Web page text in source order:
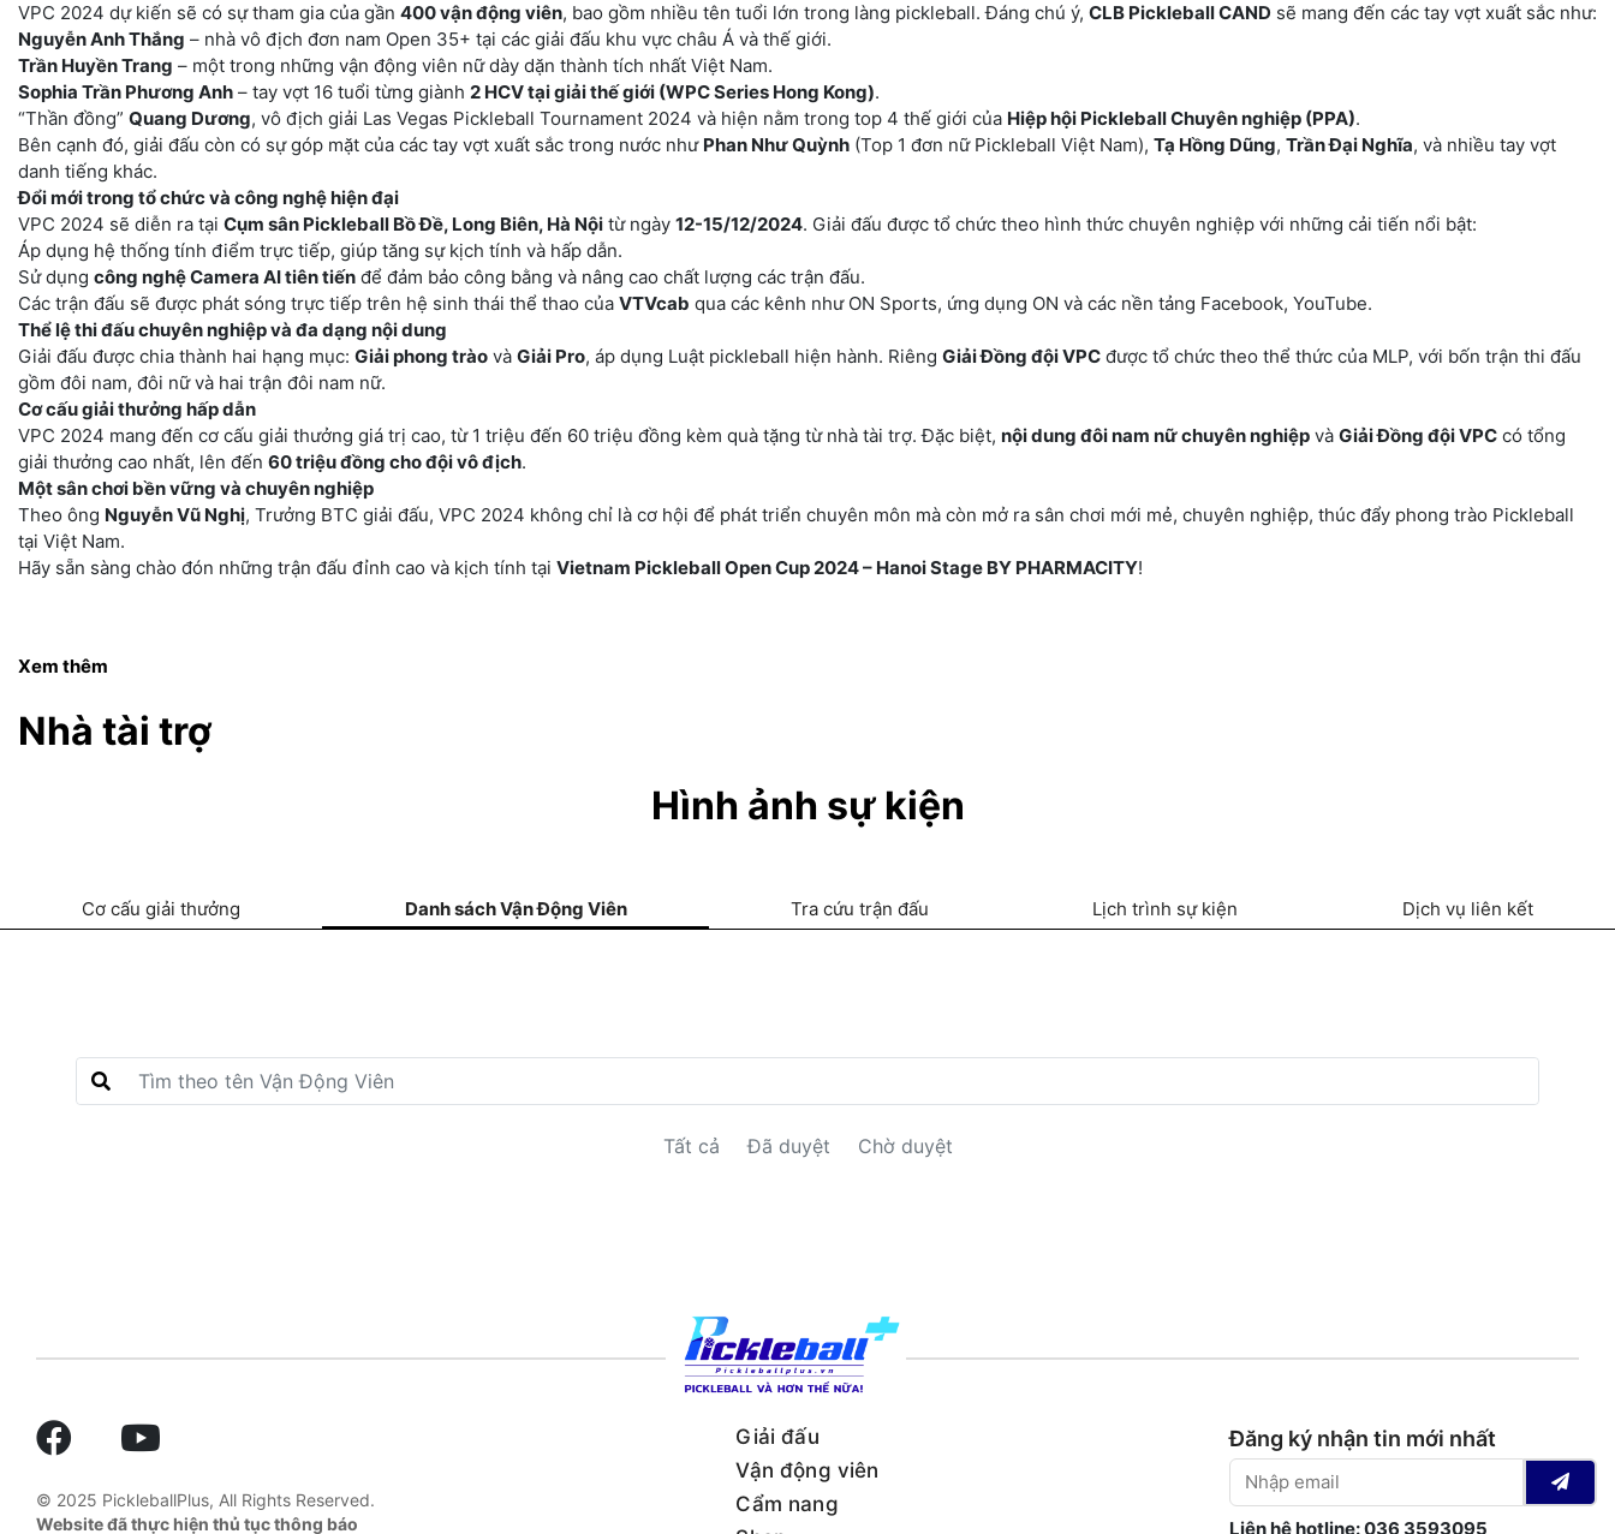
VPC 2024 dự kiến sẽ có sự tham gia của gần 400 vận động viên, bao gồm nhiều tên tuổi lớn trong làng pickleball. Đáng chú ý, CLB Pickleball CAND sẽ mang đến các tay vợt xuất sắc như:
Nguyễn Anh Thắng – nhà vô địch đơn nam Open 35+ tại các giải đấu khu vực châu Á và thế giới.
Trần Huyền Trang – một trong những vận động viên nữ dày dặn thành tích nhất Việt Nam.
Sophia Trần Phương Anh – tay vợt 16 tuổi từng giành 2 HCV tại giải thế giới (WPC Series Hong Kong).
“Thần đồng” Quang Dương, vô địch giải Las Vegas Pickleball Tournament 2024 và hiện nằm trong top 4 thế giới của Hiệp hội Pickleball Chuyên nghiệp (PPA).
Bên cạnh đó, giải đấu còn có sự góp mặt của các tay vợt xuất sắc trong nước như Phan Như Quỳnh (Top 1 đơn nữ Pickleball Việt Nam), Tạ Hồng Dũng, Trần Đại Nghĩa, và nhiều tay vợt
danh tiếng khác.
Đổi mới trong tổ chức và công nghệ hiện đại
VPC 2024 sẽ diễn ra tại Cụm sân Pickleball Bồ Đề, Long Biên, Hà Nội từ ngày 12-15/12/2024. Giải đấu được tổ chức theo hình thức chuyên nghiệp với những cải tiến nổi bật:
Áp dụng hệ thống tính điểm trực tiếp, giúp tăng sự kịch tính và hấp dẫn.
Sử dụng công nghệ Camera AI tiên tiến để đảm bảo công bằng và nâng cao chất lượng các trận đấu.
Các trận đấu sẽ được phát sóng trực tiếp trên hệ sinh thái thể thao của VTVcab qua các kênh như ON Sports, ứng dụng ON và các nền tảng Facebook, YouTube.
Thể lệ thi đấu chuyên nghiệp và đa dạng nội dung
Giải đấu được chia thành hai hạng mục: Giải phong trào và Giải Pro, áp dụng Luật pickleball hiện hành. Riêng Giải Đồng đội VPC được tổ chức theo thể thức của MLP, với bốn trận thi đấu
gồm đôi nam, đôi nữ và hai trận đôi nam nữ.
Cơ cấu giải thưởng hấp dẫn
VPC 2024 mang đến cơ cấu giải thưởng giá trị cao, từ 1 triệu đến 60 triệu đồng kèm quà tặng từ nhà tài trợ. Đặc biệt, nội dung đôi nam nữ chuyên nghiệp và Giải Đồng đội VPC có tổng
giải thưởng cao nhất, lên đến 60 triệu đồng cho đội vô địch.
Một sân chơi bền vững và chuyên nghiệp
Theo ông Nguyễn Vũ Nghị, Trưởng BTC giải đấu, VPC 2024 không chỉ là cơ hội để phát triển chuyên môn mà còn mở ra sân chơi mới mẻ, chuyên nghiệp, thúc đẩy phong trào Pickleball
tại Việt Nam.
Hãy sẵn sàng chào đón những trận đấu đỉnh cao và kịch tính tại Vietnam Pickleball Open Cup 2024 – Hanoi Stage BY PHARMACITY!
Xem thêm
Nhà tài trợ
Hình ảnh sự kiện
Cơ cấu giải thưởng Danh sách Vận Động Viên Tra cứu trận đấu Lịch trình sự kiện Dịch vụ liên kết
Tất cả Đã duyệt Chờ duyệt
© 2025 PickleballPlus, All Rights Reserved.
Website đã thực hiện thủ tục thông báo
Giải đấu
Vận động viên
Cẩm nang
Đăng ký nhận tin mới nhất
Liên hệ hotline: 036 3593095